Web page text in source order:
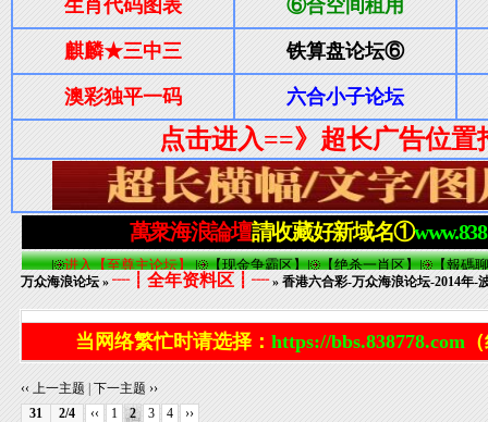
万众海浪论坛 »┈┋全年资料区┋┈» 香港六合彩-万众海浪论坛-2014年-
当网络繁忙时请选择： https://bbs.838778.com
‹‹ 上一主题 |下一主题 ››
31
2/4 ‹‹ 1 2 3 4
››